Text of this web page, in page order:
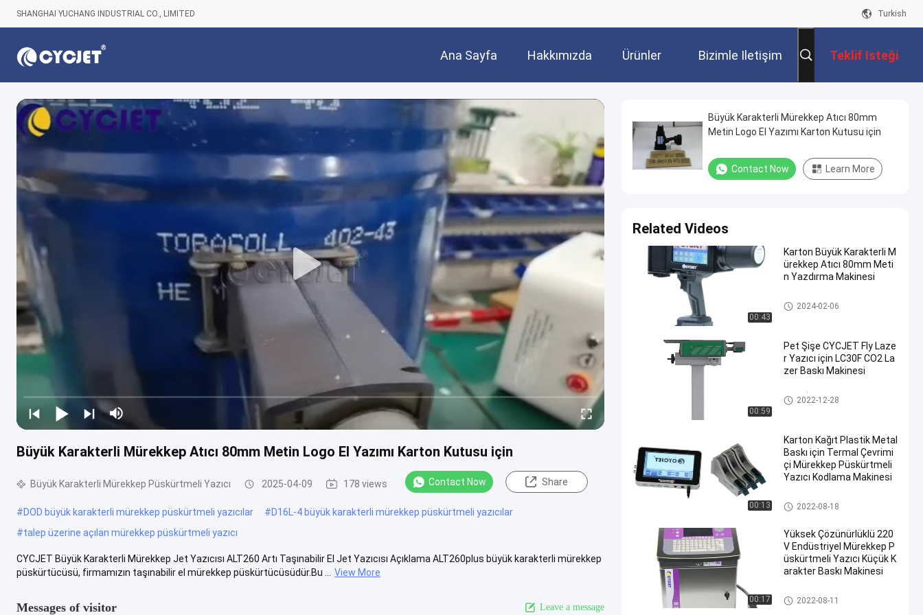
SHANGHAI YUCHANG INDUSTRIAL CO., LIMITED Turkish
Ana Sayfa Hakkımızda Ürünler Bizimle Iletişim
Kur
Teklif Isteği
Büyük Karakterli Mürekkep Atıcı 80mm Metin Logo El Yazımı Karton Kutusu için
Büyük Karakterli Mürekkep Püskürtmeli Yazıcı 2025-04-09 178 views Contact Now Share
#DOD büyük karakterli mürekkep püskürtmeli yazıcılar #D16L-4 büyük karakterli mürekkep püskürtmeli yazıcılar
#talep üzerine açılan mürekkep püskürtmeli yazıcı
CYCJET Büyük Karakterli Mürekkep Jet Yazıcısı ALT260 Artı Taşınabilir El Jet Yazıcısı Açıklama ALT260plus büyük karakterli mürekkep
püskürtücüsü, firmamızın taşınabilir el mürekkep püskürtücüsüdür.Bu ...
View More
Messages of visitor Leave a message
Büyük Karakterli Mürekkep Atıcı 80mm
Metin Logo El Yazımı Karton Kutusu için
Contact Now Learn More
Related Videos
00:43
Karton Büyük Karakterli M
ürekkep Atıcı 80mm Meti
n Yazdırma Makinesi
Büyük Karakterli Mürekkep Püs
kürtmeli Yazıcı
2024-02-06
00:59
Pet Şişe CYCJET Fly Laze
r Yazıcı için LC30F CO2 La
zer Baskı Makinesi
Lazer İşaretleme Makinesi
2022-12-28
00:13
Karton Kağıt Plastik Metal
Baskı için Termal Çevrimi
çi Mürekkep Püskürtmeli
Yazıcı Kodlama Makinesi
Termal Mürekkep Püskürtmeli
Yazıcı
2022-08-18
00:17
Yüksek Çözünürlüklü 220
V Endüstriyel Mürekkep P
üskürtmeli Yazıcı Küçük K
arakter Baskı Makinesi
Endüstriyel Mürekkep Püskürt
meli Yazıcı
2022-08-11